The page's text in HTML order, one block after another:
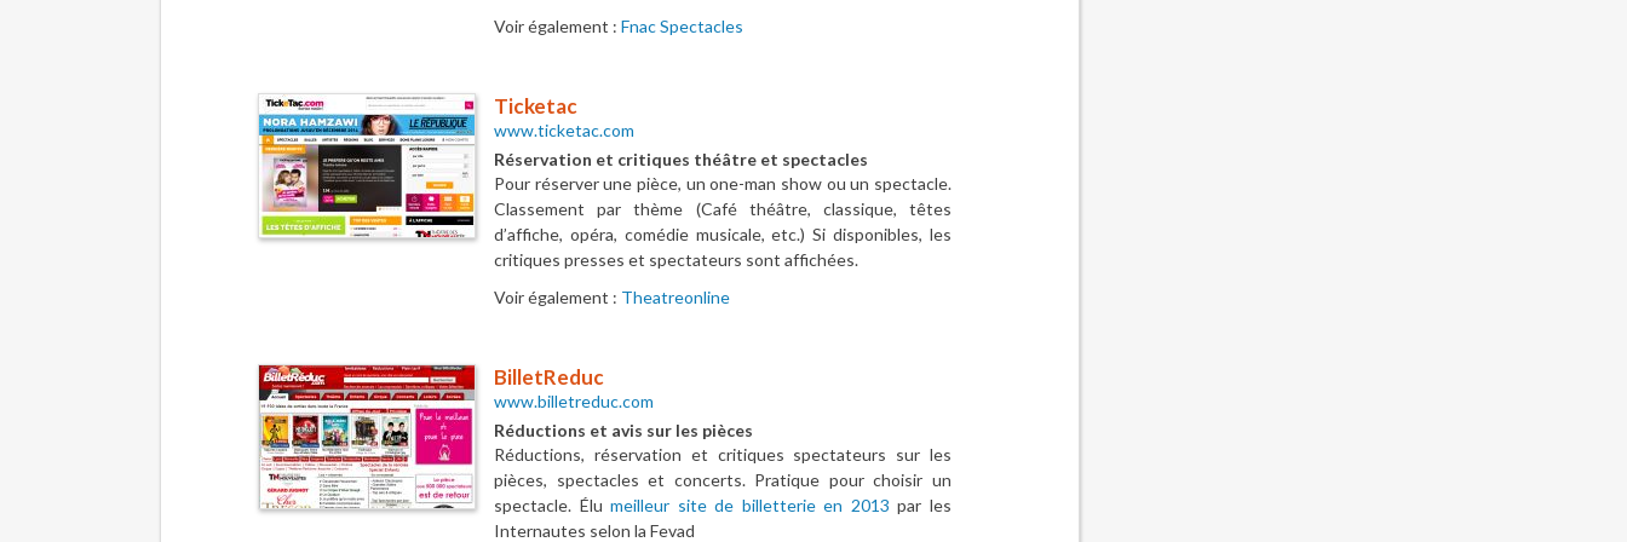
Voir également : Fnac Spectacles
Ticketac
www.ticketac.com
Réservation et critiques théâtre et spectacles
Pour réserver une pièce, un one-man show ou un spectacle.
Classement par thème (Café théâtre, classique, têtes
d’affiche, opéra, comédie musicale, etc.) Si disponibles, les
critiques presses et spectateurs sont affichées.
Voir également : Theatreonline
BilletReduc
www.billetreduc.com
Réductions et avis sur les pièces
Réductions, réservation et critiques spectateurs sur les
pièces, spectacles et concerts. Pratique pour choisir un
spectacle. Élumeilleur site de billetterie en 2013 par les
Internautes selon la Fevad